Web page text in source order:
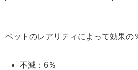
ペットのレアリティによって効果の
不滅：6％